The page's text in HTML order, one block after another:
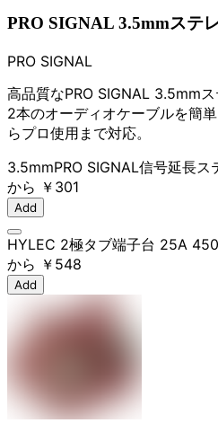
PRO SIGNAL 3.5mmステ
PRO SIGNAL
高品質なPRO SIGNAL 3.5mmス
2本のオーディオケーブルを簡
らプロ使用まで対応。
3.5mmPRO SIGNAL信号延長ス
から ￥301
Add
HYLEC 2極タブ端子台 25A
から ￥548
Add